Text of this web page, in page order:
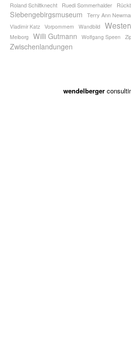
Roland Schiltknecht
Ruedi Sommerhalder
Siebengebirgsmuseum Terry Ann
Vladimir Katz Vorpommern Wandbild
Meiborg
Willi Gutmann Wolfgang Speen
Zwischenlandungen
wendelberger